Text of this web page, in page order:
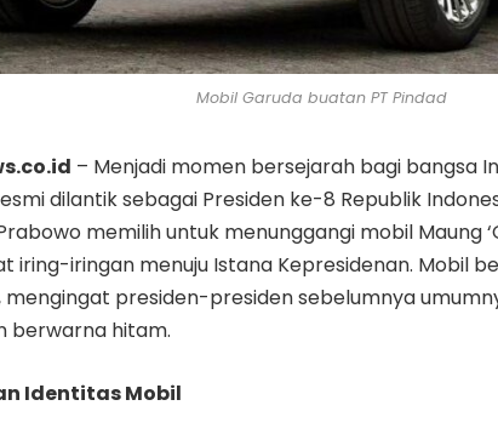
Mobil Garuda buatan PT Pindad
– Menjadi momen bersejarah bagi bangsa
dilantik sebagai Presiden ke-8 Republik
memilih untuk menunggangi mobil Maung
iring-iringan menuju Istana Kepresidenan. Mobil
mengingat presiden-presiden sebelumnya
berwarna hitam.
Identitas Mobil